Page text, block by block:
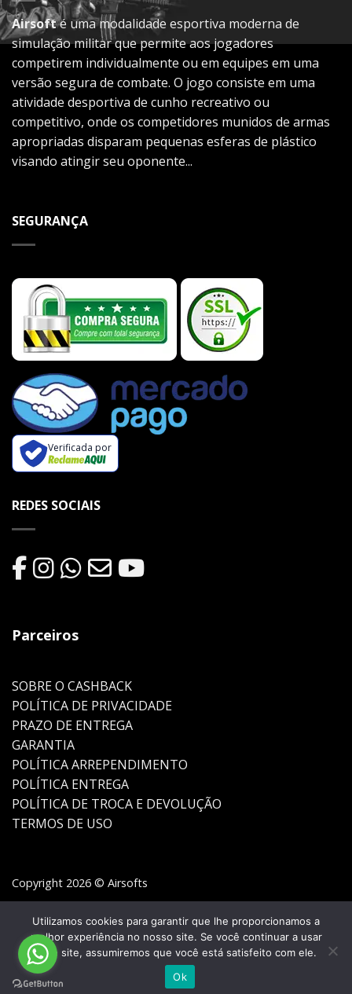
Airsofté uma modalidade esportiva moderna de
simulação militar que permite aos jogadores
competirem individualmente ou em equipes em uma
versão segura de combate. O jogo consiste em uma
atividade desportiva de cunho recreativo ou
competitivo, onde os competidores munidos de armas
apropriadas disparam pequenas esferas de plástico
visando atingir seu oponente...
SEGURANÇA
Verificada por
REDES SOCIAIS
Parceiros
SOBRE O CASHBACK
POLÍTICA DE PRIVACIDADE
PRAZO DE ENTREGA
GARANTIA
POLÍTICA ARREPENDIMENTO
POLÍTICA ENTREGA
POLÍTICA DE TROCA E DEVOLUÇÃO
TERMOS DE USO
Copyright 2026 © Airsofts
Utilizamos cookies para garantir que lhe proporcionamos a
melhor experiência no nosso site. Se você continuar a usar
este site, assumiremos que você está satisfeito com ele.
Ok